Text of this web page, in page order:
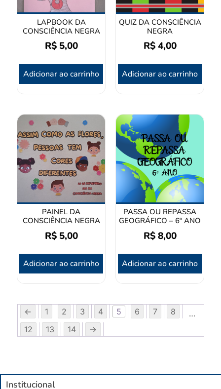
LAPBOOK DA
CONSCIÊNCIA NEGRA
R$5,00
Adicionar ao carrinho
QUIZ DA CONSCIÊNCIA
NEGRA
R$4,00
Adicionar ao carrinho
PAINEL DA
CONSCIÊNCIA NEGRA
R$5,00
Adicionar ao carrinho
PASSA OU REPASSA
GEOGRÁFICO – 6º ANO
R$8,00
Adicionar ao carrinho
← 1 2 3 4 5 6 7 8
…
12
13 14 →
Institucional